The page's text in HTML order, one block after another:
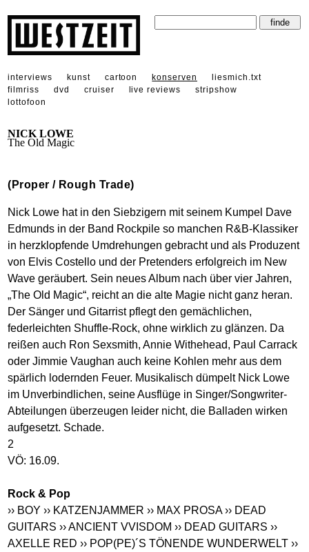
interviews kunst cartoon konserven
liesmich.txt
filmriss
dvd cruiser live reviews
stripshow
lottofoon
NICK LOWE
The Old Magic
(Proper / Rough Trade)
Nick Lowe hat in den Siebzigern mit seinem Kumpel Dave
Edmunds in der Band Rockpile so manchen R&B-Klassiker
in herzklopfende Umdrehungen gebracht und als Produzent
von Elvis Costello und der Pretenders erfolgreich im New
Wave geräubert. Sein neues Album nach über vier Jahren,
„The Old Magic“, reicht an die alte Magie nicht ganz heran.
Der Sänger und Gitarrist pflegt den gemächlichen,
federleichten Shuffle-Rock, ohne wirklich zu glänzen. Da
reißen auch Ron Sexsmith, Annie Withehead, Paul Carrack
oder Jimmie Vaughan auch keine Kohlen mehr aus dem
spärlich lodernden Feuer. Musikalisch dümpelt Nick Lowe
im Unverbindlichen, seine Ausflüge in Singer/Songwriter-
Abteilungen überzeugen leider nicht, die Balladen wirken
aufgesetzt. Schade.
2
VÖ: 16.09.
Rock & Pop
›› BOY ›› KATZENJAMMER ›› MAX PROSA ›› DEAD
GUITARS ›› ANCIENT VVISDOM ›› DEAD GUITARS ››
AXELLE RED ›› POP(PE)´S TÖNENDE WUNDERWELT ››